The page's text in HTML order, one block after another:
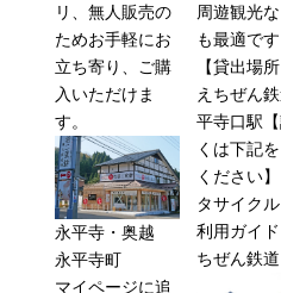
リ、無人販売の
ためお手軽にお
立ち寄り、ご購
入いただけま
す。
永平寺・奥越
永平寺町
マイページに追
周遊観光
も最適で
【貸出場
えちぜん
平寺口駅
くは下記
ください
タサイク
利用ガイ
ちぜん鉄